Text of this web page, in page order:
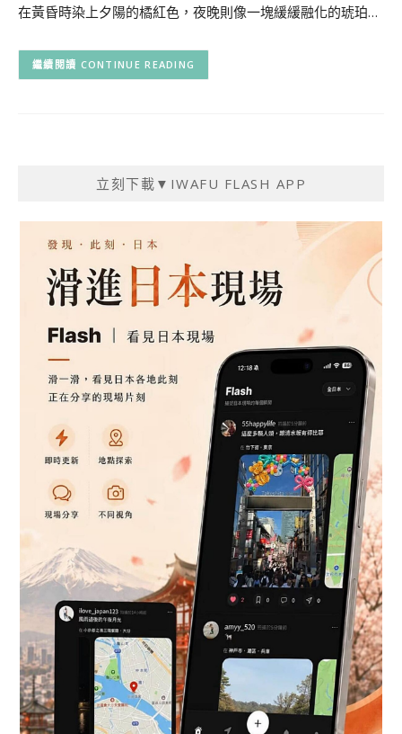
在黃昏時染上夕陽的橘紅色，夜晚則像一塊緩緩融化的琥珀…
CONTINUE READING
立刻下載▼IWAFU FLASH APP